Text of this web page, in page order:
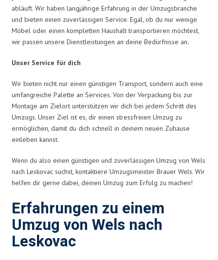
abläuft. Wir haben langjährige Erfahrung in der Umzugsbranche
und bieten einen zuverlässigen Service. Egal, ob du nur wenige
Möbel oder einen kompletten Haushalt transportieren möchtest,
wir passen unsere Dienstleistungen an deine Bedürfnisse an.
Unser Service für dich
Wir bieten nicht nur einen günstigen Transport, sondern auch eine
umfangreiche Palette an Services. Von der Verpackung bis zur
Montage am Zielort unterstützen wir dich bei jedem Schritt des
Umzugs. Unser Ziel ist es, dir einen stressfreien Umzug zu
ermöglichen, damit du dich schnell in deinem neuen Zuhause
einleben kannst.
Wenn du also einen günstigen und zuverlässigen Umzug von Wels
nach Leskovac suchst, kontaktiere Umzugsmeister Brauer Wels. Wir
helfen dir gerne dabei, deinen Umzug zum Erfolg zu machen!
Erfahrungen zu einem
Umzug von Wels nach
Leskovac